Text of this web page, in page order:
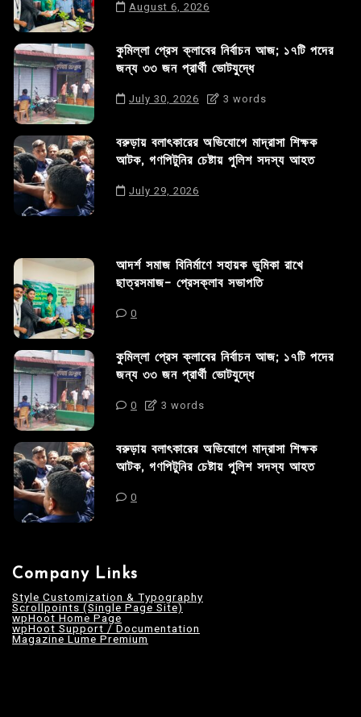
August 6, 2026
কুমিল্লা প্রেস ক্লাবের নির্বাচন আজ; ১৭টি পদের
জন্য ৩৩ জন প্রার্থী ভোটযুদ্ধে
July 30, 2026 3 words
বরুড়ায় বলাৎকারের অভিযোগে মাদ্রাসা শিক্ষক
আটক, গণপিটুনির চেষ্টায় পুলিশ সদস্য আহত
July 29, 2026
আদর্শ সমাজ বিনির্মাণে সহায়ক ভুমিকা রাখে
ছাত্রসমাজ- প্রেসক্লাব সভাপতি
0
কুমিল্লা প্রেস ক্লাবের নির্বাচন আজ; ১৭টি পদের
জন্য ৩৩ জন প্রার্থী ভোটযুদ্ধে
0 3 words
বরুড়ায় বলাৎকারের অভিযোগে মাদ্রাসা শিক্ষক
আটক, গণপিটুনির চেষ্টায় পুলিশ সদস্য আহত
0
Company Links
Style Customization & Typography
Scrollpoints (Single Page Site)
wpHoot Home Page
wpHoot Support / Documentation
Magazine Lume Premium